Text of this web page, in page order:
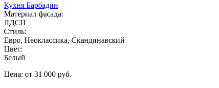
Кухня Барбадин
Материал фасада:
ЛДСП
Стиль:
Евро, Неоклассика, Скандинавский
Цвет:
Белый
Цена: от 31 000 руб.